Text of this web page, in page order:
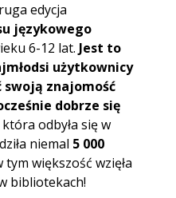
edycja
językowego
6-12 lat. Jest to
użytkownicy
znajomość
dobrze się
odbyła się w
niemal 5 000
tym większość wzięła
bibliotekach!